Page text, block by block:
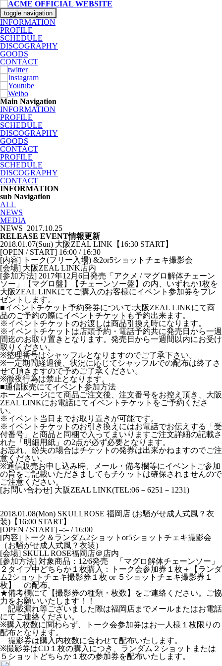
toggle navigation
INFORMATION
PROFILE
SCHEDULE
DISCOGRAPHY
GOODS
CONTACT
Main Navigation
INFORMATION
PROFILE
SCHEDULE
DISCOGRAPHY
GOODS
CONTACT
PROFILE
SCHEDULE
DISCOGRAPHY
CONTACT
INFORMATION
sub Navigation
ALL
NEWS
MEDIA
NEWS 2017.10.25
RELEASE EVENT情報更新
2018.01.07(Sun) 大阪ZEAL LINK【16:30 START】
[OPEN / START] 16:00 / 16:30
[内容] トーク(フリー入場) &2or5ショットチェキ撮影会
[会場] 大阪ZEAL LINK店内
[参加方法] 2017年12月6日発売「アクメ / マグロ解体チェーン
ソー」【マグロ盤】【チェーンソー盤】の内、いずれか1枚を
大阪ZEAL LINKにてご購入のお客様にイベント参加券をプレ
ゼントします。
■イベントチケット予約発券について:大阪ZEAL LINKにて商
品のご予約の際にイベントチケットも予約出来ます。
※イベントチケットのお渡しは商品引換え時になります。
※イベントチケットは店頭予約・電話予約共に発売日から一週
間迄のお取り置きとなります。発売日から一週間以内にお受け
取りください。
※整理番号はシャッフルとなりますのでご了承下さい。
※一定期間経過後、状況に応じてシャッフルでの配布は終了さ
せて頂きますので予めご了承ください。
※徹夜行為は禁止となります。
■通信販売にてイベント参加方法
ホームページにて商品ご注文後、注文番号をお控え頂き、大阪
ZEAL LINKにお電話にてイベントチケットをご予約くださ
い。
※イベント当日までお取り置きが可能です。
※イベントチケットのお引き換えにはお電話でお伝えする「受
付番号」と商品と同梱で入ってまいりますご注文詳細の記載さ
れた「明細用紙」の2点が必ず必要となります。
お忘れ、紛失の場合はチケットの発券は出来かねますのでご注
意ください。
※通信販売お申し込み時、メール・備考欄等にイベントご参加
の旨をご記載いただきましてもチケットは確保されませんので
ご注意ください。
[お問い合わせ] 大阪ZEAL LINK(TEL:06－6251－1231)
2018.01.08(Mon) SKULLROSE 福岡店 (お騒がせ成人式風？衣
装)【16:00 START】
[OPEN / START] –:– / 16:00
[内容] トーク＆ランダム2ショットor5ショットチェキ撮影会
（お騒がせ成人式風？衣装）
[会場] SKULL ROSE福岡店＠店内
[参加方法] 対象商品：12/6発売 「マグロ解体チェーンソー」
２タイプ中どちらか１枚購入：トーク会参加券１枚＋【ランダ
ム2ショットチェキ撮影券１枚 or ５ショットチェキ撮影券１
枚】 の配布。
★備考欄にて【撮影券の種類・枚数】をご連絡ください。ご協
力をお願いいたします！！
記載漏れ等ございました際は福岡店までメールまたはお電話
にてご連絡ください。
※購入枚数に関わらず、トーク会参加券はお一人様１枚限りの
配布となります。
撮影券は購入内枚数に合わせて配布いたします。
※撮影券はCD１枚の購入につき、ランダム２ショットまたは
５ショットどちらか１枚の参加券を配布いたします。